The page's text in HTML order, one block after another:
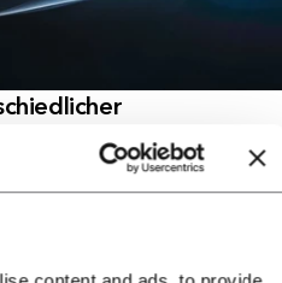
Moderator
& Company
mit Technologie